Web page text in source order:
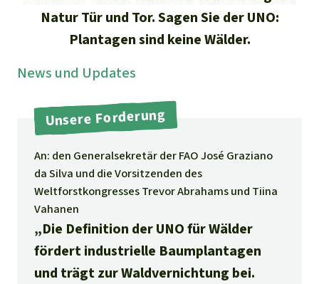
Landraub
Staudämme
Straßen
Zement und Beton
Natur Tür und Tor. Sagen Sie der UNO:
Plantagen sind keine Wälder.
News und Updates
Unsere Forderung
An: den Generalsekretär der FAO José Graziano
da Silva und die Vorsitzenden des
Weltforstkongresses Trevor Abrahams und Tiina
Vahanen
„Die Definition der UNO für Wälder
fördert industrielle Baumplantagen
und trägt zur Waldvernichtung bei.